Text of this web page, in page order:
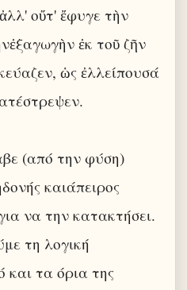
οὔτ' ἔφυγε τὴν
ἐκ τοῦ ζῆν
ὡς ἐλλείπουσά
(από την φύση)
καιάπειρος
να την κατακτήσει.
τη λογική
και τα όρια της